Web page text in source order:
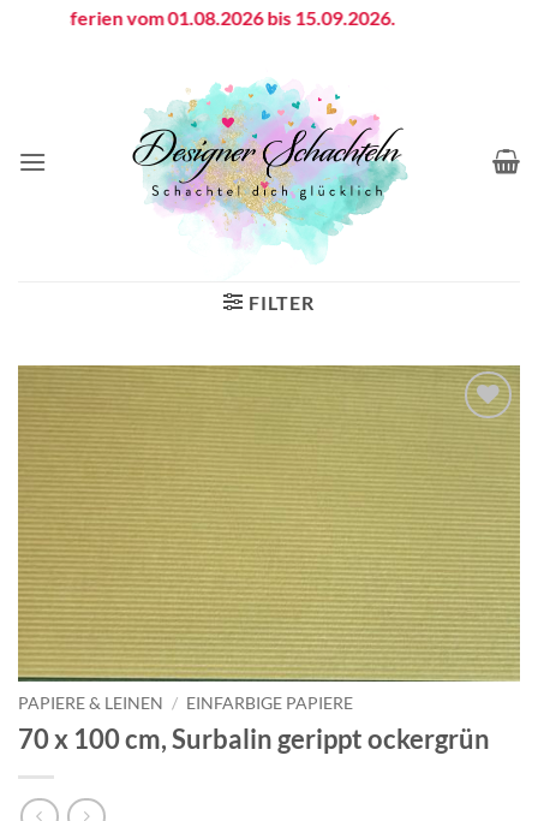
vom 01.08.2026 bis 15.09.2026.
FILTER
Auf die
Wunschliste
PAPIERE & LEINEN / EINFARBIGE PAPIERE
70 x 100 cm, Surbalin gerippt ockergrün